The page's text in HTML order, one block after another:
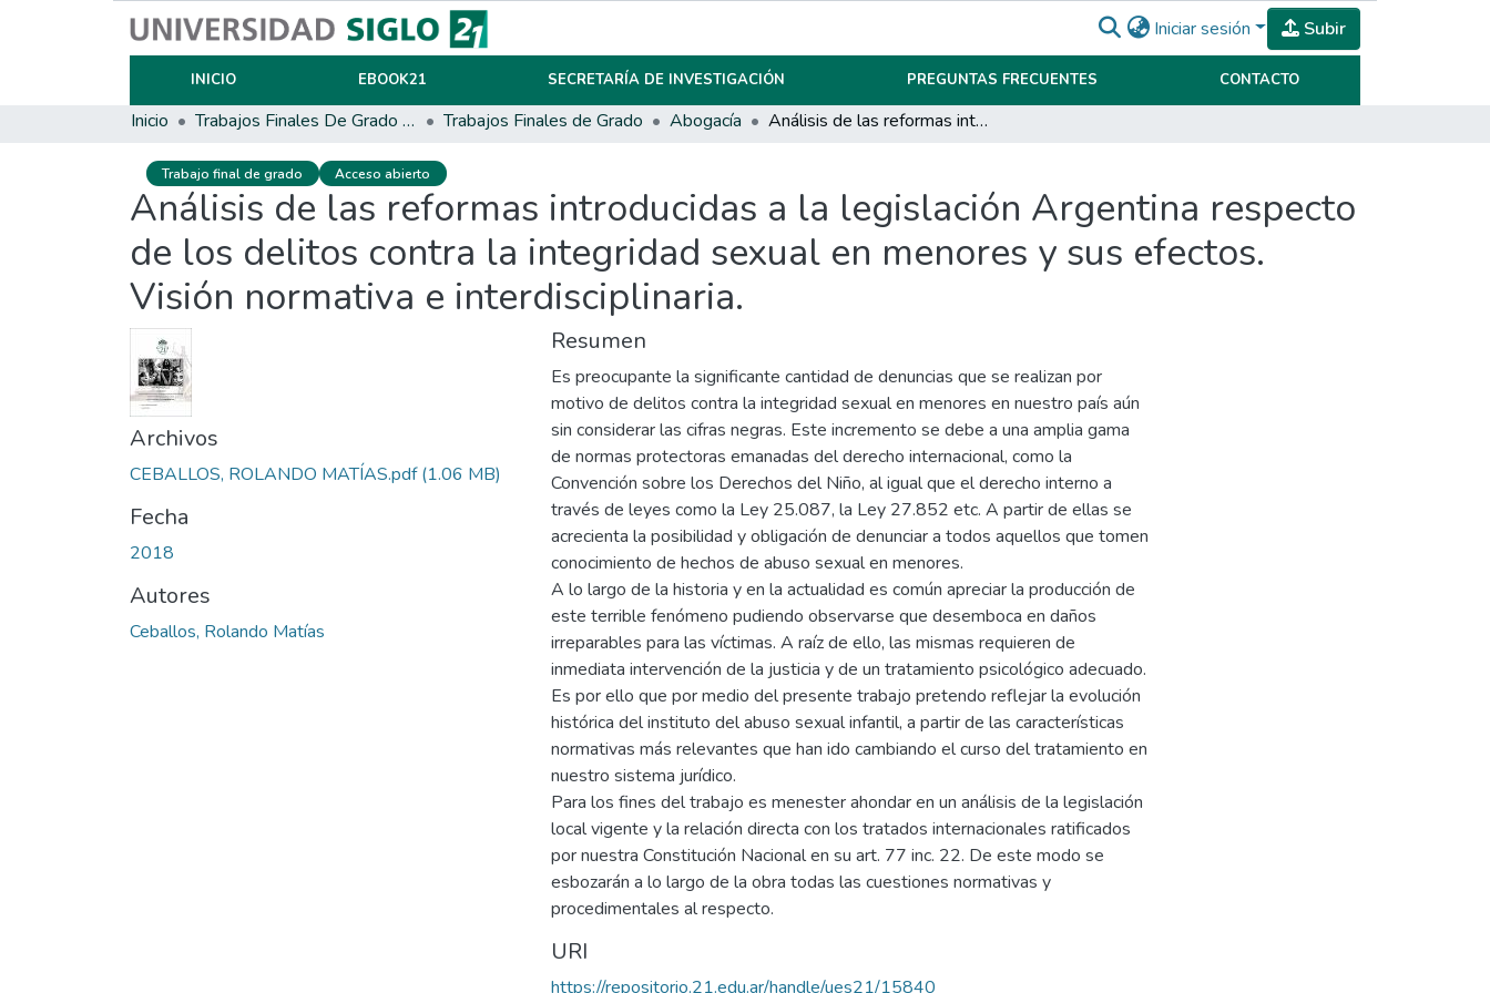
Iniciar sesión Subir
INICIO EBOOK21 SECRETARÍA DE INVESTIGACIÓN PREGUNTAS FRECUENTES CONTACTO
Inicio Trabajos Finales De Grado Y Posgrado Trabajos Finales de Grado Abogacía Análisis de las reformas introducidas a la legislación Argentina respecto de los delitos contra la integridad sexual en menores y sus efectos. Visión normativa e interdisciplinaria.
Trabajo final de grado Acceso abierto
Análisis de las reformas introducidas a la legislación Argentina respecto
de los delitos contra la integridad sexual en menores y sus efectos.
Visión normativa e interdisciplinaria.
Archivos
CEBALLOS, ROLANDO MATÍAS.pdf(1.06 MB)
Fecha
2018
Autores
Ceballos, Rolando Matías
Resumen
Es preocupante la significante cantidad de denuncias que se realizan por
motivo de delitos contra la integridad sexual en menores en nuestro país aún
sin considerar las cifras negras. Este incremento se debe a una amplia gama
de normas protectoras emanadas del derecho internacional, como la
Convención sobre los Derechos del Niño, al igual que el derecho interno a
través de leyes como la Ley 25.087, la Ley 27.852 etc. A partir de ellas se
acrecienta la posibilidad y obligación de denunciar a todos aquellos que tomen
conocimiento de hechos de abuso sexual en menores.
A lo largo de la historia y en la actualidad es común apreciar la producción de
este terrible fenómeno pudiendo observarse que desemboca en daños
irreparables para las víctimas. A raíz de ello, las mismas requieren de
inmediata intervención de la justicia y de un tratamiento psicológico adecuado.
Es por ello que por medio del presente trabajo pretendo reflejar la evolución
histórica del instituto del abuso sexual infantil, a partir de las características
normativas más relevantes que han ido cambiando el curso del tratamiento en
nuestro sistema jurídico.
Para los fines del trabajo es menester ahondar en un análisis de la legislación
local vigente y la relación directa con los tratados internacionales ratificados
por nuestra Constitución Nacional en su art. 77 inc. 22. De este modo se
esbozarán a lo largo de la obra todas las cuestiones normativas y
procedimentales al respecto.
URI
https://repositorio.21.edu.ar/handle/ues21/15840